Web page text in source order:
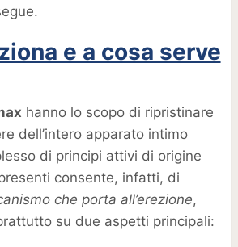
e a cosa serve
hanno lo scopo di ripristinare
dell’intero apparato intimo
di principi attivi di origine
consente, infatti, di
che porta all’erezione,
su due aspetti principali: